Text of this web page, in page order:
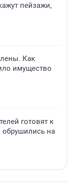
пейзажи,
Как
имущество
готовят к
на